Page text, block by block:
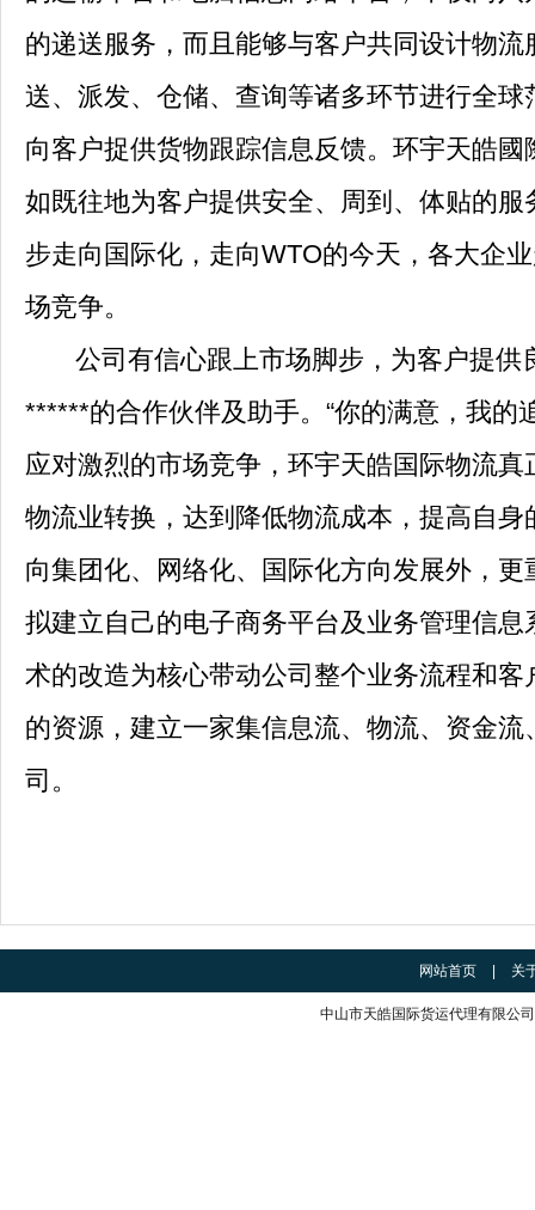
的递送服务，而且能够与客户共同设计物
送、派发、仓储、查询等诸多环节进行全
向客户捉供货物跟踪信息反馈。环宇天皓
如既往地为客户提供安全、周到、体贴的
步走向国际化，走向WTO的今天，各大企
场竞争。
公司有信心跟上市场脚步，为客户提供
******的合作伙伴及助手。“你的满意，我的
应对激烈的市场竞争，环宇天皓国际物流
物流业转换，达到降低物流成本，提高自
向集团化、网络化、国际化方向发展外，
拟建立自己的电子商务平台及业务管理信
术的改造为核心带动公司整个业务流程和
的资源，建立一家集信息流、物流、资金
司。
网站首页 关
中山市天皓国际货运代理有限公